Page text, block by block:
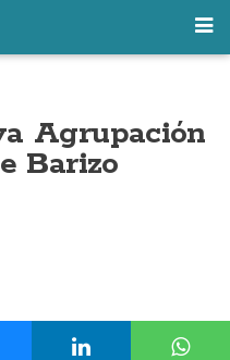
Agrupación
Barizo